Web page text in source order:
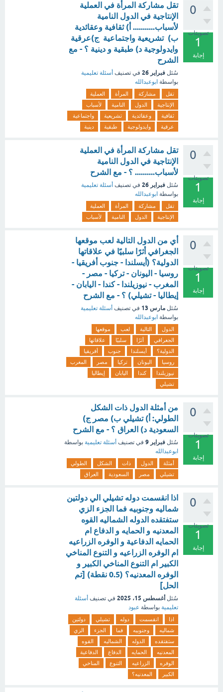
0
تصويتات
1
إجابة
تقل مشاركة المرأة في العملية
الإنتاجية في الدول النامية
لأسباب........... أ) ثقافية وعقائدية
ب) تشريعية واجتماعية ج)عرقية
وايدولوجية د) طبقية و دينية ؟ - مع
الشرح
سُئل فبراير 26 في تصنيف أسئلة تعليمية
بواسطة ابوعبدالله
تقل مشاركة المرأة
العملية
الإنتاجية
الدول النامية
لأسباب
ثقافية
وعقائدية تشريعية
واجتماعية
عرقية
وايدولوجية طبقية دينية
0
تصويتات
1
إجابة
تقل مشاركة المرأة في العملية
الإنتاجية في الدول النامية
لأسباب.......... ؟ - مع الشرح
سُئل فبراير 26 في تصنيف أسئلة تعليمية
بواسطة ابوعبدالله
تقل مشاركة المرأة
العملية
الإنتاجية
الدول النامية لأسباب
0
تصويتات
1
إجابة
أي من الدول التالية لعب موقعها
الجغرافي أثرًا سلبيًا في علاقاتها
الدولية؟ (أيسلندا - جنوب أفريقيا -
روسيا - اليونان - تركيا - مصر -
المغرب - نيوزيلندا - كندا - اليابان -
إيطاليا - تشيلي) ؟ - مع الشرح
سُئل مارس 13 في تصنيف أسئلة تعليمية
بواسطة ابوعبدالله
الدول التالية لعب
موقعها
الجغرافي
أثرًا سلبيًا
علاقاتها
الدولية؟
أيسلندا جنوب
أفريقيا
روسيا
اليونان تركيا مصر
المغرب
نيوزيلندا
كندا اليابان
إيطاليا
تشيلي
0
تصويتات
1
إجابة
من أمثلة الدول ذات الشكل
الطولي: أ) تشيلي ب) مصر ج)
السعودية د) العراق ؟ - مع الشرح
سُئل فبراير 9 في تصنيف أسئلة تعليمية بواسطة
ابوعبدالله
أمثلة الدول ذات الشكل
الطولي
تشيلي
مصر السعودية العراق
0
تصويتات
1
إجابة
اذا انقسمت دوله تشيلي الي دولتين
شماليه وجنوبيه فما الجزء الزي
ستفتقده الدوله الشماليه القوه
المعدنيه و الحمايه و الدفاع ام
الحمايه الدفاعية و الوفره الزراعيه
ام الوفره الزراعيه و التنوع المناخي
الكبير ام التنوع المناخي الكبير و
الوفره المعدنيه؟ (0.5 نقطة) [تم
الحل]
سُئل أغسطس 15، 2025 في تصنيف أسئلة
تعليمية بواسطة عبود
اذا انقسمت دوله تشيلي
دولتين
شماليه
وجنوبيه فما الجزء
الزي
ستفتقده
الدوله الشماليه
القوه
المعدنيه
الحمايه الدفاع
الدفاعية
الوفره
الزراعيه التنوع
المناخي
الكبير
المعدنيه؟